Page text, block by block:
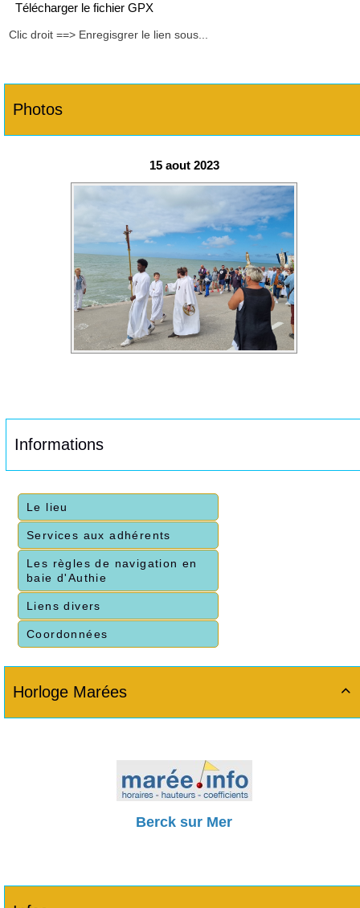
Télécharger le fichier GPX
Clic droit ==> Enregisgrer le lien sous...
Photos
15 aout 2023
Informations
Le lieu
Services aux adhérents
Les règles de navigation en
baie d'Authie
Liens divers
Coordonnées

Horloge Marées
Berck sur Mer